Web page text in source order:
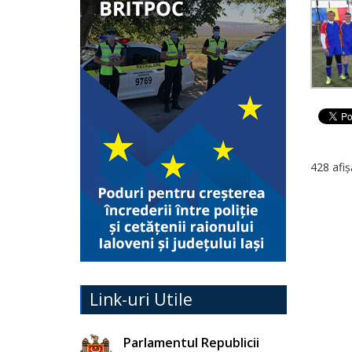
Link-uri Utile
Parlamentul Republicii
428